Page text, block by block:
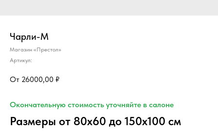
Чарли-М
Магазин «Престол»
Артикул:
26000,00 ₽
Окончательную стоимость уточняйте в салоне
Размеры от 80х60 до 150х100 см